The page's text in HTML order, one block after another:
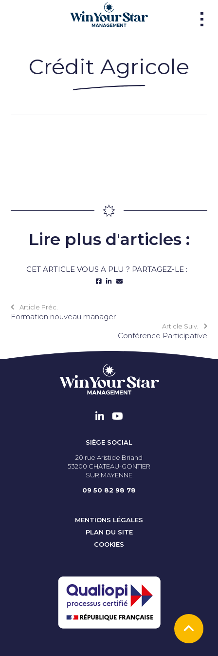
Crédit Agricole
Lire plus d'articles :
CET ARTICLE VOUS A PLU ? PARTAGEZ-LE :
Article Préc.
Formation nouveau manager
Article Suiv.
Conférence Participative
SIÈGE SOCIAL
20 rue Aristide Briand
53200 CHATEAU-GONTIER
SUR MAYENNE
09 50 82 98 78
MENTIONS LÉGALES
PLAN DU SITE
COOKIES